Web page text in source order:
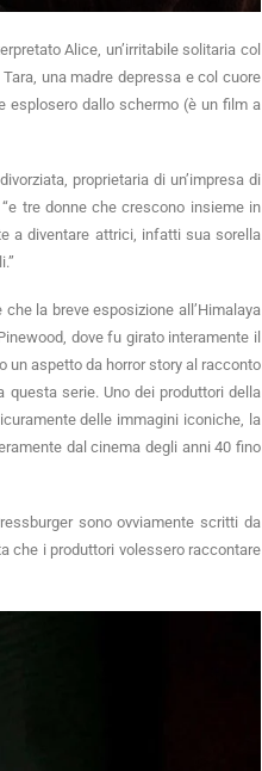
Alice, un’irritabile solitaria col
una madre depressa e col cuore
esplosero dallo schermo (è un film a
proprietaria di un’impresa di
tre donne che crescono insieme in
a diventare attrici, infatti sua sorella
la breve esposizione all’Himalaya
dove fu girato interamente il
un aspetto da horror story al racconto
serie. Uno dei produttori della
delle immagini iconiche, la
dal cinema degli anni 40 fino
sono ovviamente scritti da
che i produttori volessero raccontare